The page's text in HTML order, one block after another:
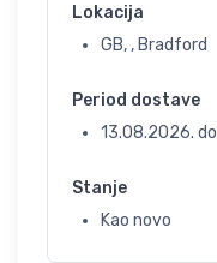
Lokacija
GB, , Bradford
Period dostave
13.08.2026. do
Stanje
Kao novo